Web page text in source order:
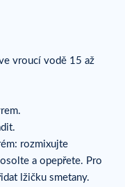
vroucí vodě 15 až
rozmixujte
a opepřete. Pro
lžičku smetany.